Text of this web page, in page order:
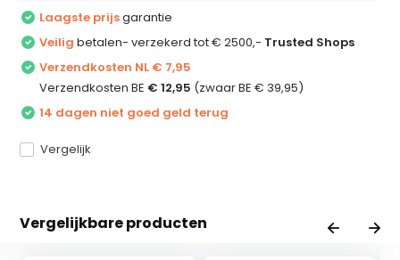
Laagste prijsgarantie
Veilig betalen- verzekerd tot € 2500,- Trusted Shops
Verzendkosten NL € 7,95
Verzendkosten BE € 12,95 (zwaar BE € 39,95)
14 dagen niet goed geld terug
Vergelijk
Vergelijkbare producten